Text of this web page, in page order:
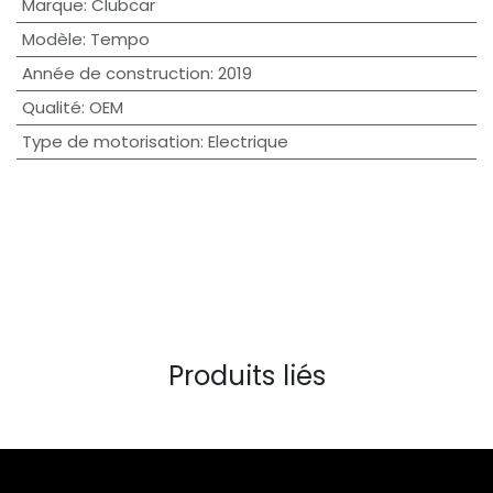
Marque: Clubcar
Modèle: Tempo
Année de construction: 2019
Qualité: OEM
Type de motorisation: Electrique
Produits liés